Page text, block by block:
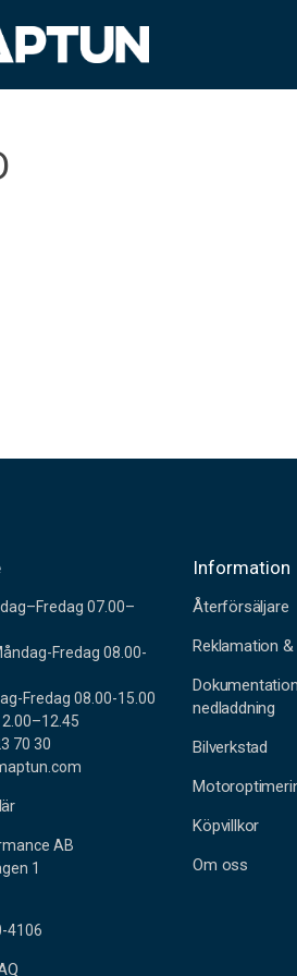
07.00–
Fredag 08.00-
Fredag 08.00-15.00
70 30
AB
1
4106
Information
Återförsäljare
Reklamation
nedladdning
Bilverkstad
Köpvillkor
Om oss